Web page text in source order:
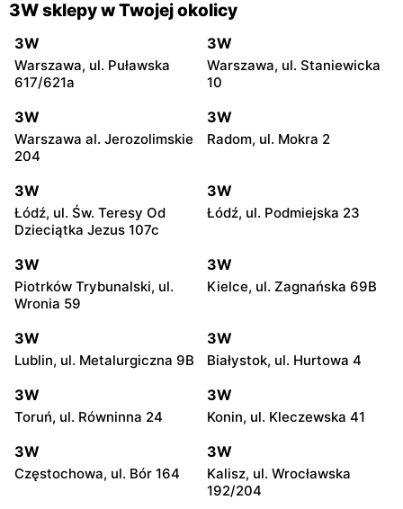
3W sklepy w Twojej okolicy
3W
Warszawa, ul. Puławska
617/621a
3W
Warszawa, ul. Staniewicka
10
3W
Warszawa al. Jerozolimskie
204
3W
Radom, ul. Mokra 2
3W
Łódź, ul. Św. Teresy Od
Dzieciątka Jezus 107c
3W
Łódź, ul. Podmiejska 23
3W
Piotrków Trybunalski, ul.
Wronia 59
3W
Kielce, ul. Zagnańska 69B
3W
Lublin, ul. Metalurgiczna 9B
3W
Białystok, ul. Hurtowa 4
3W
Toruń, ul. Równinna 24
3W
Konin, ul. Kleczewska 41
3W
Częstochowa, ul. Bór 164
3W
Kalisz, ul. Wrocławska
192/204